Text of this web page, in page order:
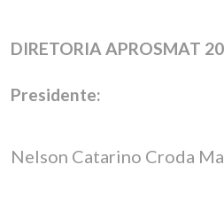
DIRETORIA APROSMAT
Presidente:
Nelson Catarino Croda